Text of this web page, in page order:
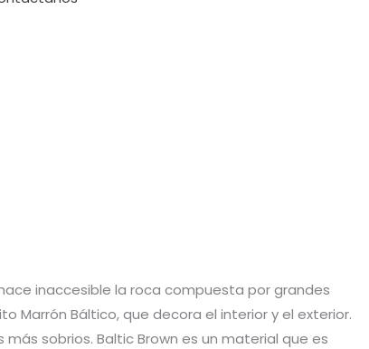
inaccesible la roca compuesta por grandes
Marrón Báltico, que decora el interior y el exterior.
sobrios. Baltic Brown es un material que es